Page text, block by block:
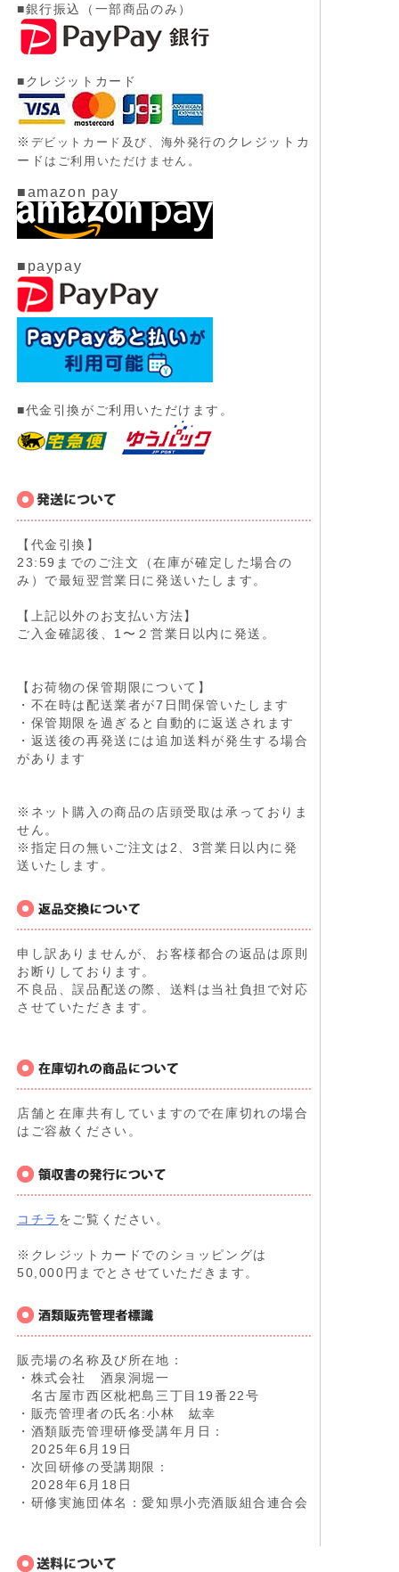
■銀行振込（一部商品のみ）
■クレジットカード
※ デビットカード及び、 海外発行のクレジットカ
ード はご利用いただけません。
■amazon pay
■paypay
■代金引換がご利用いただけます。
【代金引換】
23:59までのご注文（在庫が確定した場合の
み）で最短翌営業日に発送いたします。
【上記以外のお支払い方法】
ご入金確認後、1〜２営業日以内に発送。
【お荷物の保管期限について】
・不在時は配送業者が7日間保管いたします
・保管期限を過ぎると自動的に返送されます
・返送後の再発送には追加送料が発生する場合
があります
※ネット購入の商品の店頭受取は承っておりま
せん。
※指定日の無いご注文は2、3営業日以内に発
送いたします。
申し訳ありませんが、お客様都合の返品は原則
お断りしております。
不良品、誤品配送の際、送料は当社負担で対応
させていただきます。
店舗と在庫共有していますので在庫切れの場合
はご容赦ください。
コチラ をご覧ください。
※クレジットカードでのショッピングは
50,000円までとさせていただきます。
販売場の名称及び所在地：
・株式会社 酒泉洞堀一
名古屋市西区枇杷島三丁目19番22号
・販売管理者の氏名:小林 紘幸
・酒類販売管理研修受講年月日：
2025年6月19日
・次回研修の受講期限：
2028年6月18日
・研修実施団体名：愛知県小売酒販組合連合会